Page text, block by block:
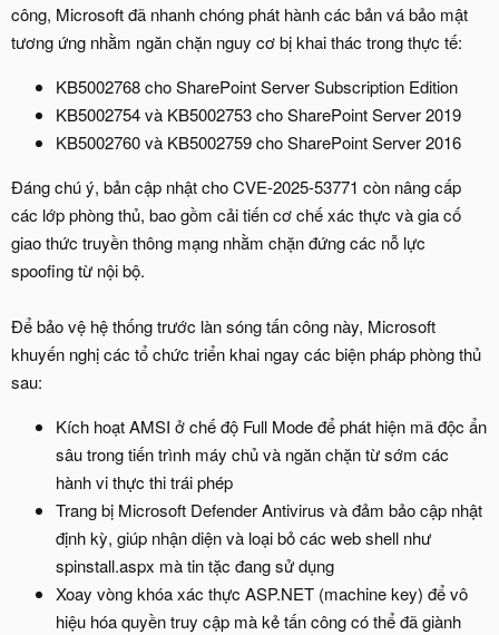
công, Microsoft đã nhanh chóng phát hành các bản vá bảo mật
tương ứng nhằm ngăn chặn nguy cơ bị khai thác trong thực tế:
KB5002768 cho SharePoint Server Subscription Edition
KB5002754 và KB5002753 cho SharePoint Server 2019
KB5002760 và KB5002759 cho SharePoint Server 2016
Đáng chú ý, bản cập nhật cho CVE-2025-53771 còn nâng cấp
các lớp phòng thủ, bao gồm cải tiến cơ chế xác thực và gia cố
giao thức truyền thông mạng nhằm chặn đứng các nỗ lực
spoofing từ nội bộ.
Để bảo vệ hệ thống trước làn sóng tấn công này, Microsoft
khuyến nghị các tổ chức triển khai ngay các biện pháp phòng thủ
sau:
Kích hoạt AMSI ở chế độ Full Mode để phát hiện mã độc ẩn
sâu trong tiến trình máy chủ và ngăn chặn từ sớm các
hành vi thực thi trái phép
Trang bị Microsoft Defender Antivirus và đảm bảo cập nhật
định kỳ, giúp nhận diện và loại bỏ các web shell như
spinstall.aspx mà tin tặc đang sử dụng
Xoay vòng khóa xác thực ASP.NET (machine key) để vô
hiệu hóa quyền truy cập mà kẻ tấn công có thể đã giành